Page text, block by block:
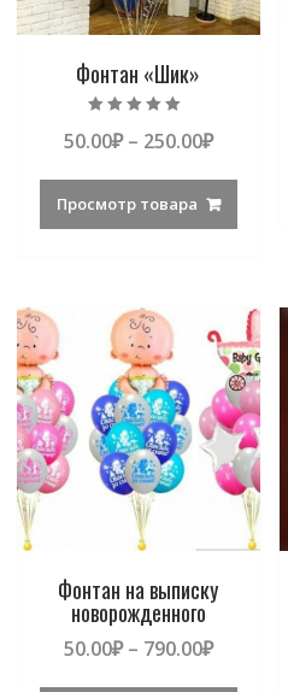
Фонтан «Шик»
5.00
50.00₽– 250.00₽
Просмотр товара
Фонтан на выписку
новорожденного
50.00₽– 790.00₽